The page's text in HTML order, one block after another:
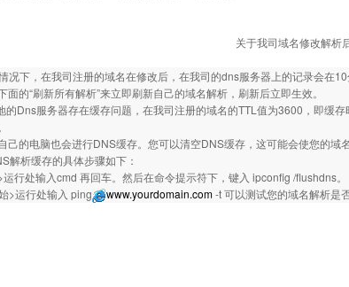
关于我司域名修改解析
况下，在我司注册的域名在修改后，在我司的dns服务器上的记录会在
面的“刷新所有解析”来立即刷新自己的域名解析，刷新后立即生效。
的Dns服务器存在缓存问题，在我司注册的域名的TTL值为3600，即缓
己的电脑也会进行DNS缓存。您可以清空DNS缓存，这可能会使您的域
解析缓存的具体步骤如下：
行处输入cmd 再回车。然后在命令提示符下，键入 ipconfig /flushdns。
>运行处输入 ping
www.yourdomain.com-t 可以测试您的域名解析是否